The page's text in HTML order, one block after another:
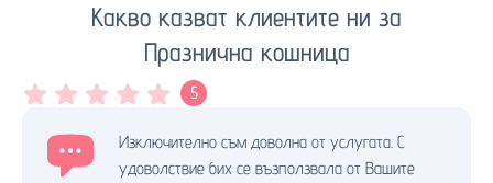
Какво казват клиентите ни за
Празнична кошница
5
Изключително съм доволна от услугата. С
удоволствие бих се възползвала от Вашите